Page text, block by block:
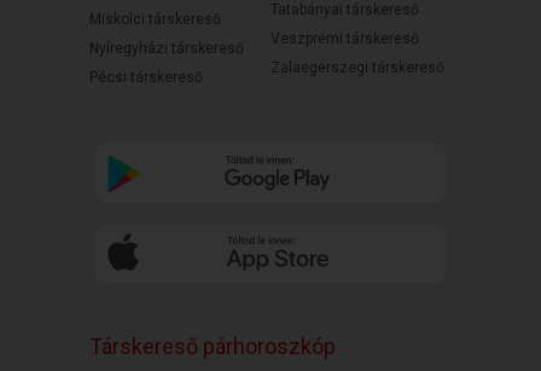
Miskolci társkereső
Nyíregyházi társkereső
Pécsi társkereső
Tatabányai társkereső
Veszprémi társkereső
Zalaegerszegi társkereső
Társkereső párhoroszkóp